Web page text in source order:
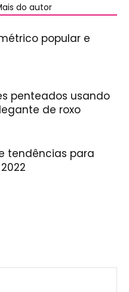
do autor
popular e
penteados usando
de roxo
tendências para